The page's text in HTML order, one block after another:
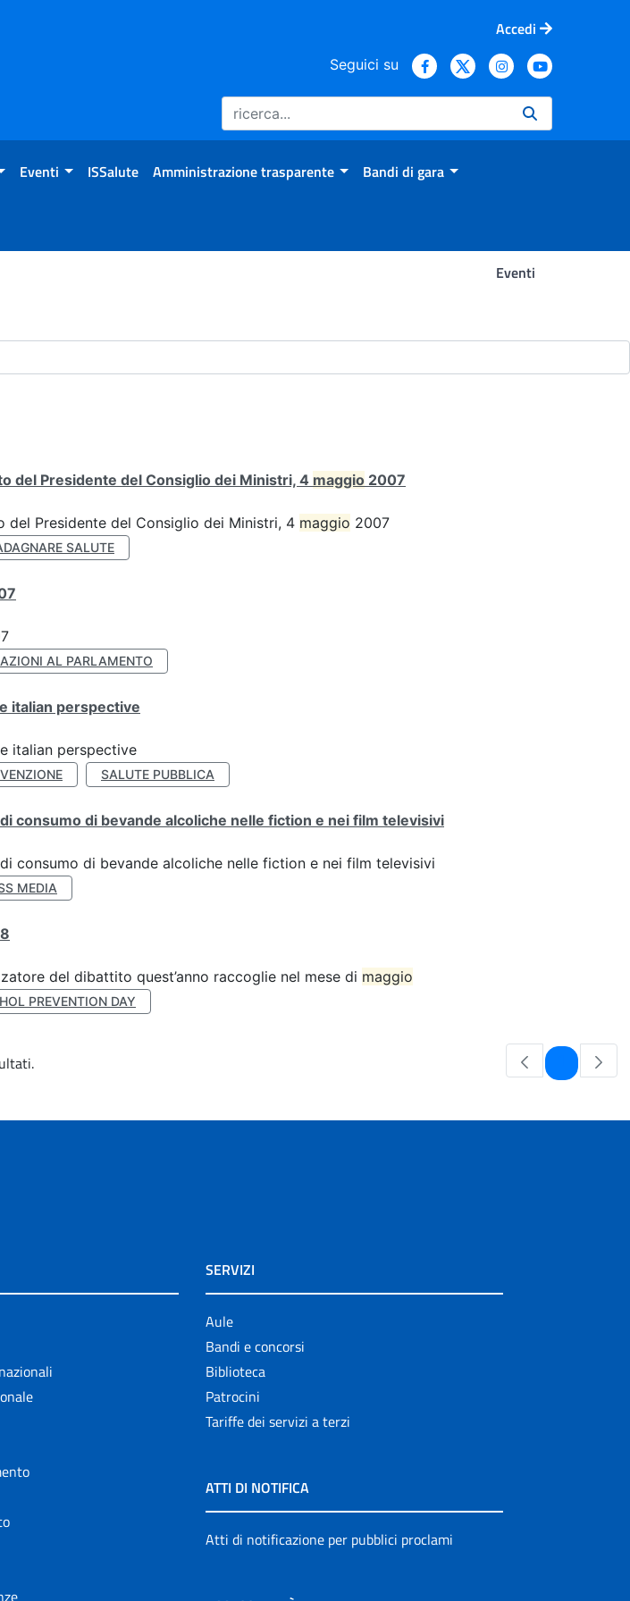
Accedi
Seguici su
Eventi ISSalute Amministrazione trasparente Bandi di gara
Eventi
del Presidente del Consiglio dei Ministri, 4 maggio 2007
del Presidente del Consiglio dei Ministri, 4 maggio 2007
SALUTE
AL PARLAMENTO
italian perspective
italian perspective
SALUTE PUBBLICA
consumo di bevande alcoliche nelle fiction e nei film televisivi
consumo di bevande alcoliche nelle fiction e nei film televisivi
MEDIA
del dibattito quest’anno raccoglie nel mese di maggio
PREVENTION DAY
Pagina
SERVIZI
Aule
Bandi e concorsi
Biblioteca
Patrocini
Tariffe dei servizi a terzi
ATTI DI NOTIFICA
Atti di notificazione per pubblici proclami